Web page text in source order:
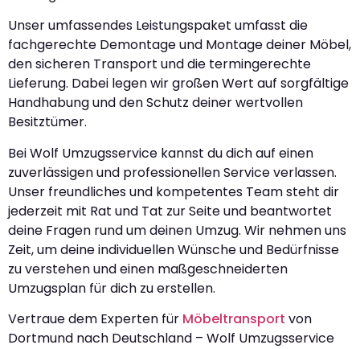
Unser umfassendes Leistungspaket umfasst die
fachgerechte Demontage und Montage deiner Möbel,
den sicheren Transport und die termingerechte
Lieferung. Dabei legen wir großen Wert auf sorgfältige
Handhabung und den Schutz deiner wertvollen
Besitztümer.
Bei Wolf Umzugsservice kannst du dich auf einen
zuverlässigen und professionellen Service verlassen.
Unser freundliches und kompetentes Team steht dir
jederzeit mit Rat und Tat zur Seite und beantwortet
deine Fragen rund um deinen Umzug. Wir nehmen uns
Zeit, um deine individuellen Wünsche und Bedürfnisse
zu verstehen und einen maßgeschneiderten
Umzugsplan für dich zu erstellen.
Vertraue dem Experten für Möbeltransport von
Dortmund nach Deutschland – Wolf Umzugsservice